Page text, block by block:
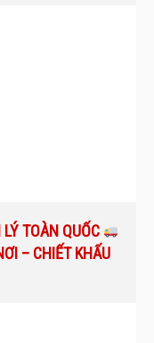
TOÀN QUỐC
– CHIẾT KHẤU